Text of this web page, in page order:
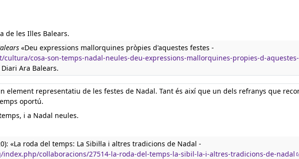
de les Illes Balears.
«Deu expressions mallorquines pròpies d'aquestes festes -
cultura/cosa-son-temps-nadal-neules-deu-expressions-mallorquines-propies-d-aquestes-
Diari Ara Balears.
element representatiu de les festes de Nadal. Tant és així que un dels refranys que
oportú.
i a Nadal neules.
«La roda del temps: La Sibil·la i altres tradicions de Nadal -
collaboracions/27514-la-roda-del-temps-la-sibil-la-i-altres-tradicions-de-nadal